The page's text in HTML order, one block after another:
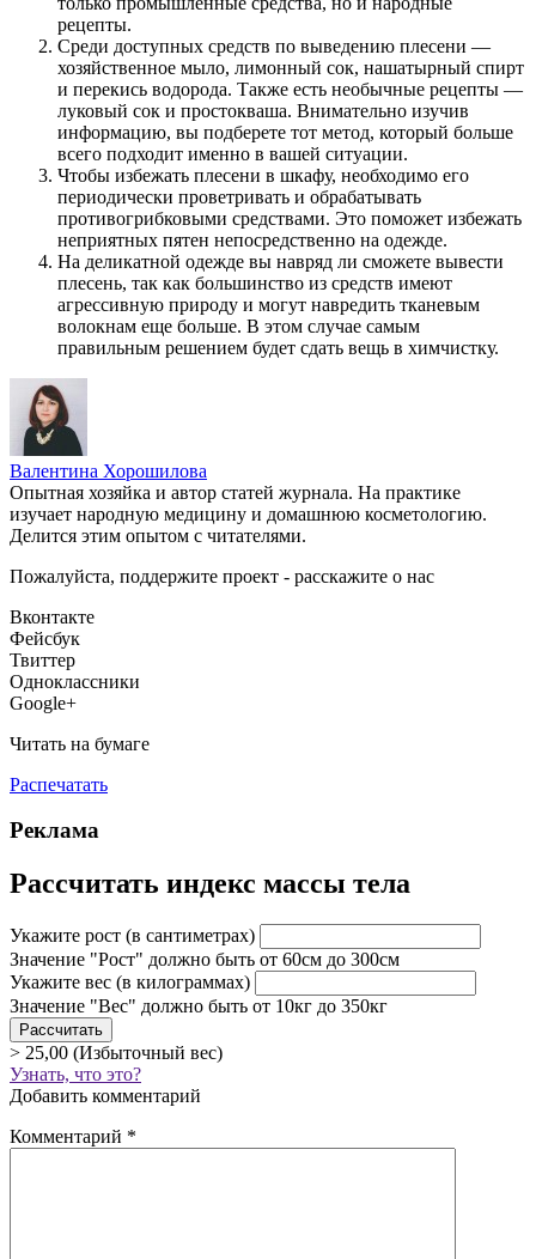
рецепты.
Среди доступных средств по выведению плесени —
хозяйственное мыло, лимонный сок, нашатырный спирт
и перекись водорода. Также есть необычные рецепты —
луковый сок и простокваша. Внимательно изучив
информацию, вы подберете тот метод, который больше
всего подходит именно в вашей ситуации.
Чтобы избежать плесени в шкафу, необходимо его
периодически проветривать и обрабатывать
противогрибковыми средствами. Это поможет избежать
неприятных пятен непосредственно на одежде.
На деликатной одежде вы навряд ли сможете вывести
плесень, так как большинство из средств имеют
агрессивную природу и могут навредить тканевым
волокнам еще больше. В этом случае самым
правильным решением будет сдать вещь в химчистку.
Валентина Хорошилова
Опытная хозяйка и автор статей журнала. На практике
изучает народную медицину и домашнюю косметологию.
Делится этим опытом с читателями.
Пожалуйста, поддержите проект - расскажите о нас
Вконтакте
Фейсбук
Твиттер
Одноклассники
Google+
Читать на бумаге
Распечатать
Реклама
Рассчитать индекс массы тела
Укажите рост (в сантиметрах)
Значение "Рост" должно быть от 60см до 300см
Укажите вес (в килограммах)
Значение "Вес" должно быть от 10кг до 350кг
> 25,00 (Избыточный вес)
Узнать, что это?
Добавить комментарий
Комментарий *